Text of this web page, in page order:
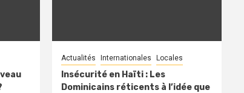
Actualités Internationales Locales
Insécurité en Haïti : Les
Dominicains réticents à l’idée que